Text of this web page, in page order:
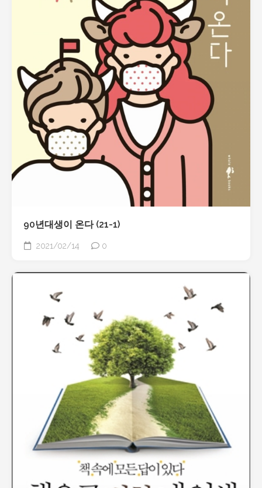
90년대생이 온다 (21-1)
2021/02/14 0